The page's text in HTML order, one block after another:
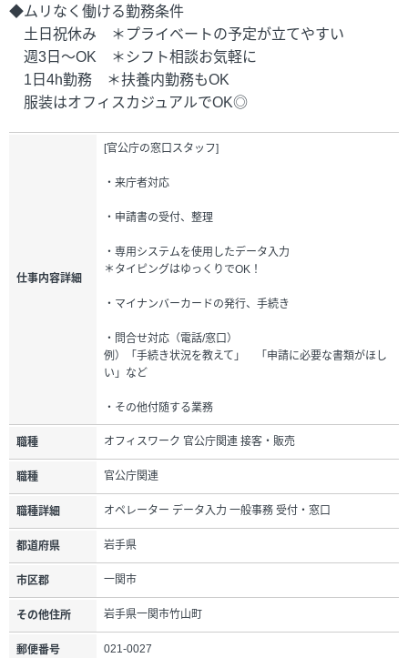
◆ムリなく働ける勤務条件
土日祝休み ＊プライベートの予定が立てやすい
週3日～OK ＊シフト相談お気軽に
1日4h勤務 ＊扶養内勤務もOK
服装はオフィスカジュアルでOK◎
仕事内容詳細
[官公庁の窓口スタッフ]
・来庁者対応
・申請書の受付、整理
・専用システムを使用したデータ入力
＊タイピングはゆっくりでOK！
・マイナンバーカードの発行、手続き
・問合せ対応（電話/窓口）
例）「手続き状況を教えて」 「申請に必要な書類がほし
い」など
・その他付随する業務
職種 オフィスワーク 官公庁関連 接客・販売
職種 官公庁関連
職種詳細 オペレーター データ入力 一般事務 受付・窓口
都道府県 岩手県
市区郡 一関市
その他住所 岩手県一関市竹山町
郵便番号 021-0027